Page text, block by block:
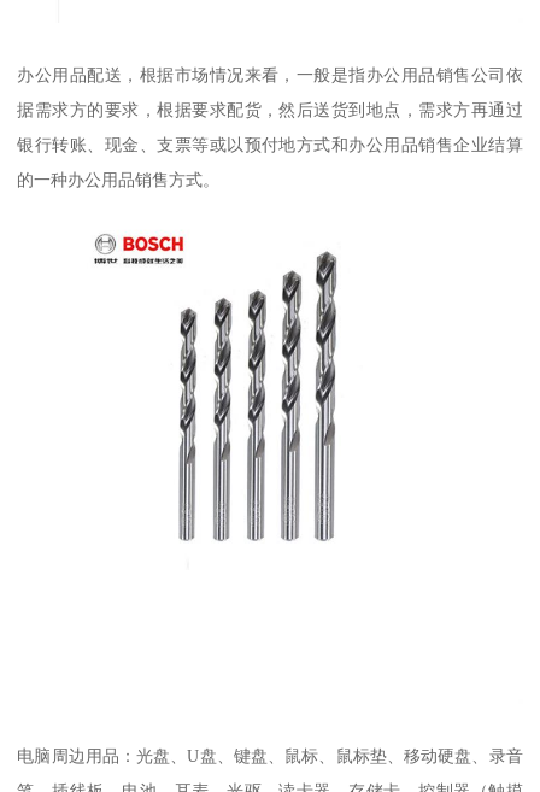
办公用品配送，根据市场情况来看，一般是指办公用品销售公司依
据需求方的要求，根据要求配货，然后送货到地点，需求方再通过
银行转账、现金、支票等或以预付地方式和办公用品销售企业结算
的一种办公用品销售方式。
电脑周边用品：光盘、U盘、键盘、鼠标、鼠标垫、移动硬盘、录音